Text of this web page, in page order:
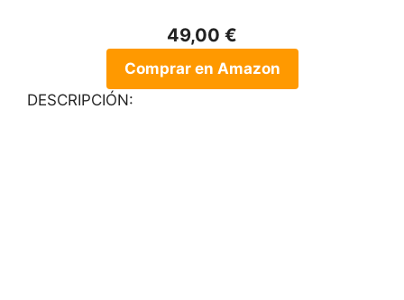
49,00 €
Comprar en Amazon
DESCRIPCIÓN: